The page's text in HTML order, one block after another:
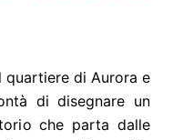
quartiere di Aurora e
di disegnare un
che parta dalle